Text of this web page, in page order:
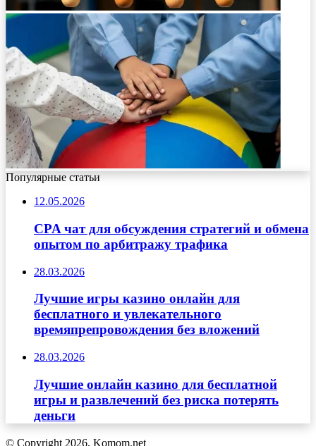
Популярные статьи
12.05.2026
CPA чат для обсуждения стратегий и обмена
опытом по арбитражу трафика
28.03.2026
Лучшие игры казино онлайн для
бесплатного и увлекательного
времяпрепровождения без вложений
28.03.2026
Лучшие онлайн казино для бесплатной
игры и развлечений без риска потерять
деньги
© Copyright 2026, Komom.net